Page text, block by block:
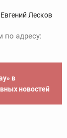
Евгений Лесков
по адресу:
в
новостей